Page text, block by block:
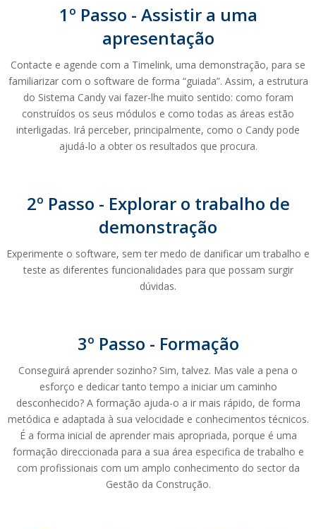
1º Passo - Assistir a uma
apresentação
Contacte e agende com a Timelink, uma demonstração, para se
familiarizar com o software de forma “guiada”. Assim, a estrutura
do Sistema Candy vai fazer-lhe muito sentido: como foram
construídos os seus módulos e como todas as áreas estão
interligadas. Irá perceber, principalmente, como o Candy pode
ajudá-lo a obter os resultados que procura.
2º Passo - Explorar o trabalho de
demonstração
Experimente o software, sem ter medo de danificar um trabalho e
teste as diferentes funcionalidades para que possam surgir
dúvidas.
3º Passo - Formação
Conseguirá aprender sozinho? Sim, talvez. Mas vale a pena o
esforço e dedicar tanto tempo a iniciar um caminho
desconhecido? A formação ajuda-o a ir mais rápido, de forma
metódica e adaptada à sua velocidade e conhecimentos técnicos.
É a forma inicial de aprender mais apropriada, porque é uma
formação direccionada para a sua área especifica de trabalho e
com profissionais com um amplo conhecimento do sector da
Gestão da Construção.